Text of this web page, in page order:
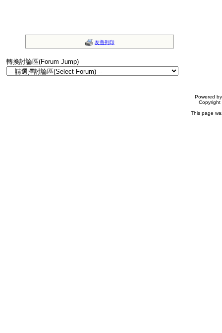
友善列印
轉換討論區(Forum Jump)
Powered
This page